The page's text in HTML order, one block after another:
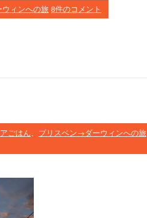
ィンへの旅 8件のコメント
ごはん ブリスベン→ダーウィンへの旅